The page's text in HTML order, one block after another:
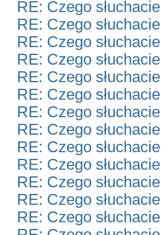
RE: Czego
RE: Czego
RE: Czego
RE: Czego
RE: Czego
RE: Czego
RE: Czego
RE: Czego
RE: Czego
RE: Czego
RE: Czego
RE: Czego
RE: Czego